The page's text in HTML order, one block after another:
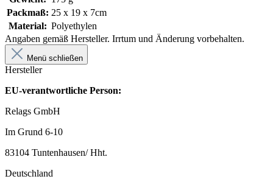
Packmaß: 25 x 19 x 7cm
Material: Polyethylen
Angaben gemäß Hersteller. Irrtum und Änderung vorbehalten.
Menü schließen
Hersteller
EU-verantwortliche Person:
Relags GmbH
Im Grund 6-10
83104 Tuntenhausen/ Hht.
Deutschland